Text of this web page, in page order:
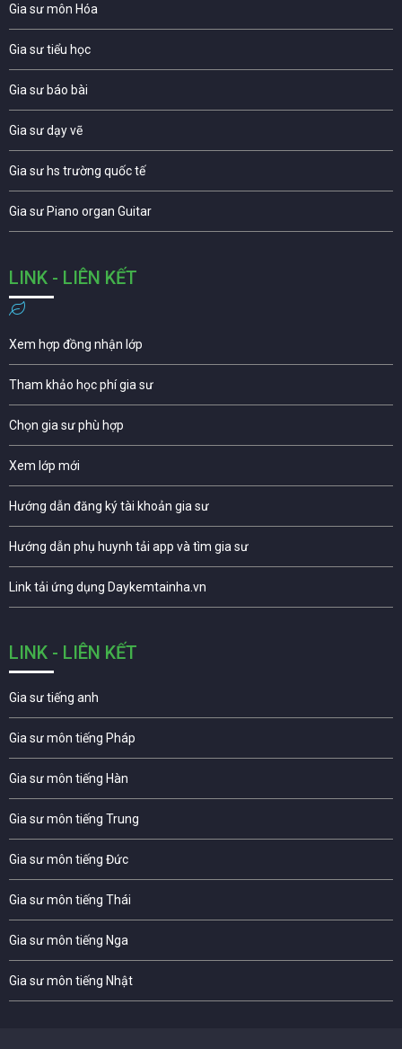
Gia sư môn Hóa
Gia sư tiểu học
Gia sư báo bài
Gia sư dạy vẽ
Gia sư hs trường quốc tế
Gia sư Piano organ Guitar
LINK - LIÊN KẾT
Xem hợp đồng nhận lớp
Tham khảo học phí gia sư
Chọn gia sư phù hợp
Xem lớp mới
Hướng dẫn đăng ký tài khoản gia sư
Hướng dẫn phụ huynh tải app và tìm gia sư
Link tải ứng dụng Daykemtainha.vn
LINK - LIÊN KẾT
Gia sư tiếng anh
Gia sư môn tiếng Pháp
Gia sư môn tiếng Hàn
Gia sư môn tiếng Trung
Gia sư môn tiếng Đức
Gia sư môn tiếng Thái
Gia sư môn tiếng Nga
Gia sư môn tiếng Nhật